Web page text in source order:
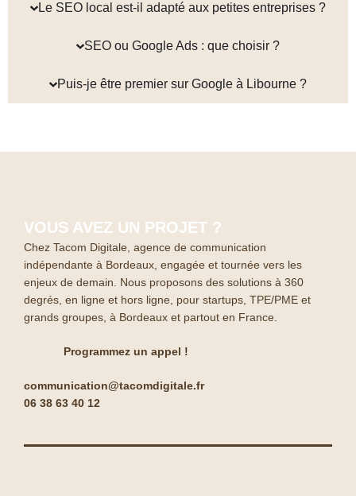
Le SEO local est-il adapté aux petites entreprises ?
SEO ou Google Ads : que choisir ?
Puis-je être premier sur Google à Libourne ?
VOUS AVEZ UN PROJET ?
Chez Tacom Digitale, agence de communication
indépendante à Bordeaux, engagée et tournée vers les
enjeux de demain. Nous proposons des solutions à 360
degrés, en ligne et hors ligne, pour startups, TPE/PME et
grands groupes, à Bordeaux et partout en France.
Programmez un appel !
communication@tacomdigitale.fr
06 38 63 40 12